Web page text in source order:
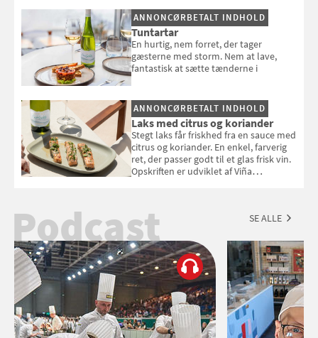
selvstændigt måltid. Opskriften er fra
Louisa Lorangs kogebog "Salat".
ANNONCØRBETALT INDHOLD
Tuntartar
En hurtig, nem forret, der tager
gæsterne med storm. Nem at lave,
fantastisk at sætte tænderne i
ANNONCØRBETALT INDHOLD
Laks med citrus og koriander
Stegt laks får friskhed fra en sauce med
citrus og koriander. En enkel, farverig
ret, der passer godt til et glas frisk vin.
Opskriften er udviklet af Viña
Podcast SE ALLE